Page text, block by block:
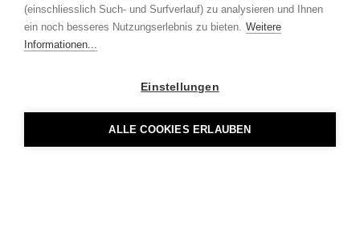
(einschliesslich Such- und Surfverlauf) zu analysieren und Ihnen
ein noch besseres Nutzungserlebnis zu bieten. Weitere
Informationen...
Einstellungen
ALLE COOKIES ERLAUBEN